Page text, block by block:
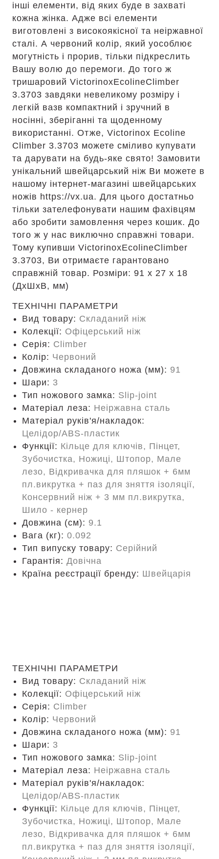
інші елементи, від яких буде в захваті
кожна жінка. Адже всі елементи
виготовлені з високоякісної та неіржавної
сталі. А червоний колір, який уособлює
могутність і прорив, тільки підкреслить
Вашу волю до перемоги. До того ж
тришаровий VictorinoxEcolineClimber
3.3703 завдяки невеликому розміру і
легкій вазв компактний і зручний в
носінні, зберіганні та щоденному
використанні. Отже, Victorinox Ecoline
Climber 3.3703 можете сміливо купувати
та дарувати на будь-яке свято! Замовити
унікальний швейцарський ніж Ви можете в
нашому інтернет-магазині швейцарських
ножів https://vx.ua. Для цього достатньо
тільки зателефонувати нашим фахівцям
або зробити замовлення через кошик. До
того ж у нас виключно справжні товари.
Тому купивши VictorinoxEcolineClimber
3.3703, Ви отримаєте гарантовано
справжній товар. Розміри: 91 х 27 х 18
(ДхШхВ, мм)
ТЕХНІЧНІ ПАРАМЕТРИ
Вид товару: Складаний ніж
Колекції: Офіцерський ніж
Серія: Climber
Колір: Червоний
Довжина складаного ножа (мм): 91
Шари: 3
Тип ножового замка: Slip-joint
Матеріал леза: Неіржавна сталь
Матеріал руків'я/накладок:
Целідор/ABS-пластик
Функції: Кільце для ключів, Пінцет,
Зубочистка, Ножиці, Штопор, Мале
лезо, Відкривачка для пляшок + 6мм
пл.викрутка + паз для зняття ізоляції,
Консервний ніж + 3 мм пл.викрутка,
Шило - кернер
Довжина (cм): 9.1
Вага (кг): 0.092
Тип випуску товару: Серійний
Гарантія: Довічна
Країна реєстрації бренду: Швейцарія
ТЕХНІЧНІ ПАРАМЕТРИ
Вид товару: Складаний ніж
Колекції: Офіцерський ніж
Серія: Climber
Колір: Червоний
Довжина складаного ножа (мм): 91
Шари: 3
Тип ножового замка: Slip-joint
Матеріал леза: Неіржавна сталь
Матеріал руків'я/накладок:
Целідор/ABS-пластик
Функції: Кільце для ключів, Пінцет,
Зубочистка, Ножиці, Штопор, Мале
лезо, Відкривачка для пляшок + 6мм
пл.викрутка + паз для зняття ізоляції,